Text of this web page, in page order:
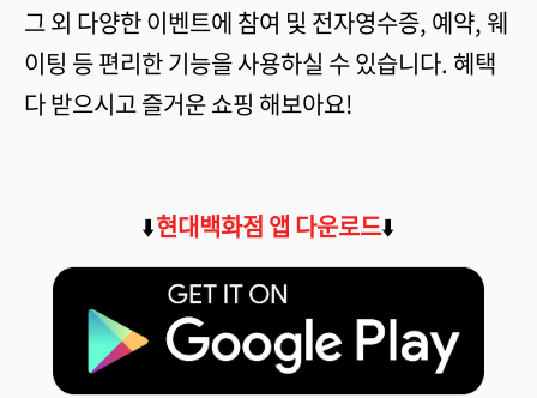
그 외 다양한 이벤트에 참여 및 전자영수증, 예약, 웨
이팅 등 편리한 기능을 사용하실 수 있습니다. 혜택
다 받으시고 즐거운 쇼핑 해보아요!
⬇️현대백화점 앱 다운로드⬇️